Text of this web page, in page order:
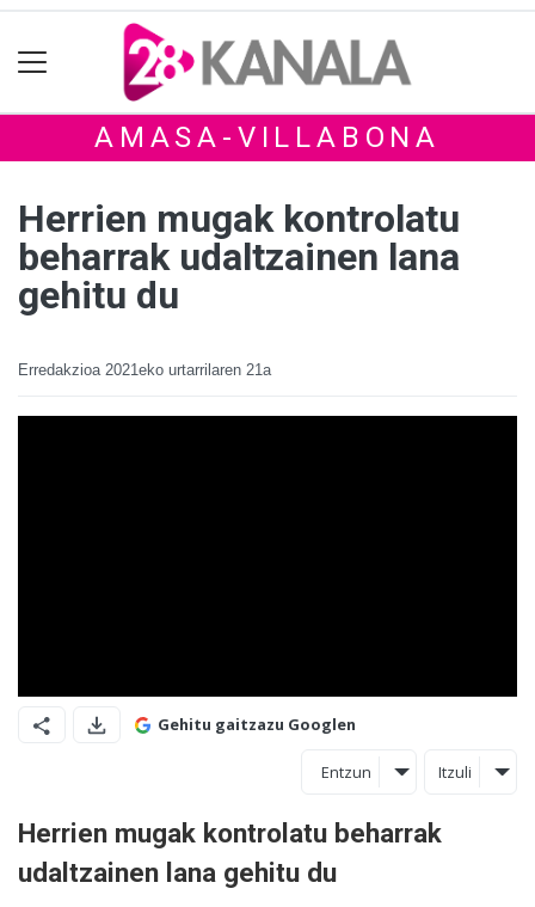
AMASA-VILLABONA
Herrien mugak kontrolatu
beharrak udaltzainen lana
gehitu du
Erredakzioa 2021eko urtarrilaren 21a
Gehitu gaitzazu Googlen
Entzun Itzuli
Herrien mugak kontrolatu beharrak
udaltzainen lana gehitu du